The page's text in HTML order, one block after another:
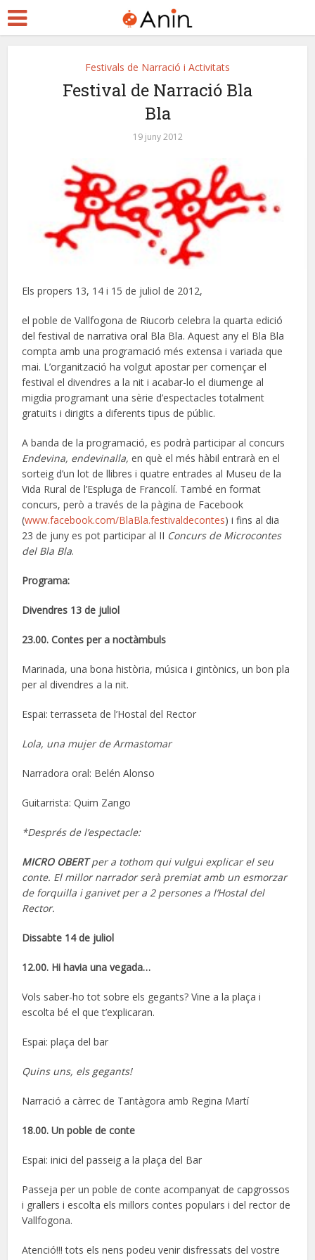
Festivals de Narració i Activitats
Festival de Narració Bla
Bla
19 juny 2012
Els propers 13, 14 i 15 de juliol de 2012,
el poble de Vallfogona de Riucorb celebra la quarta edició
del festival de narrativa oral Bla Bla. Aquest any el Bla Bla
compta amb una programació més extensa i variada que
mai. L’organització ha volgut apostar per començar el
festival el divendres a la nit i acabar-lo el diumenge al
migdia programant una sèrie d’espectacles totalment
gratuïts i dirigits a diferents tipus de públic.
A banda de la programació, es podrà participar al concurs
Endevina, endevinalla,en què el més hàbil entrarà en el
sorteig d’un lot de llibres i quatre entrades al Museu de la
Vida Rural de l’Espluga de Francolí. També en format
concurs, però a través de la pàgina de Facebook
(www.facebook.com/BlaBla.festivaldecontes) i fins al dia
23 de juny es pot participar al II Concurs de Microcontes
del Bla Bla.
Programa:
Divendres 13 de juliol
23.00. Contes per a noctàmbuls
Marinada, una bona història, música i gintònics, un bon pla
per al divendres a la nit.
Espai: terrasseta de l’Hostal del Rector
Lola, una mujer de Armastomar
Narradora oral: Belén Alonso
Guitarrista: Quim Zango
*Després de l’espectacle:
MICRO OBERTper a tothom qui vulgui explicar el seu
conte. El millor narrador serà premiat amb un esmorzar
de forquilla i ganivet per a 2 persones a l’Hostal del
Rector.
Dissabte 14 de juliol
12.00. Hi havia una vegada…
Vols saber-ho tot sobre els gegants? Vine a la plaça i
escolta bé el que t’explicaran.
Espai: plaça del bar
Quins uns, els gegants!
Narració a càrrec de Tantàgora amb Regina Martí
18.00. Un poble de conte
Espai: inici del passeig a la plaça del Bar
Passeja per un poble de conte acompanyat de capgrossos
i grallers i escolta els millors contes populars i del rector de
Vallfogona.
Atenció!!! tots els nens podeu venir disfressats del vostre